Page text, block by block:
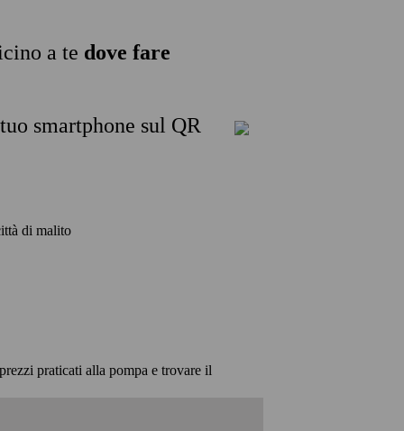
a te dove fare
smartphone sul QR
di malito
praticati alla pompa e trovare il